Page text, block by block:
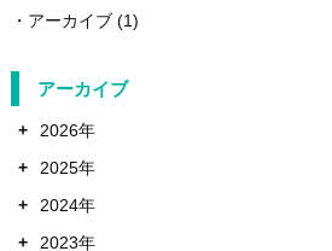
アーカイブ(1)
アーカイブ
+
2026年
+
2025年
+
2024年
+
2023年